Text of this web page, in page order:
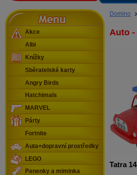
Domino
Auto -
Tatra
Menu
Akce
Albi
Knížky
Sběratelské karty
Angry Birds
Hatchimals
MARVEL
Párty
Fortnite
Auta+dopravní prostředky
LEGO
Panenky a miminka